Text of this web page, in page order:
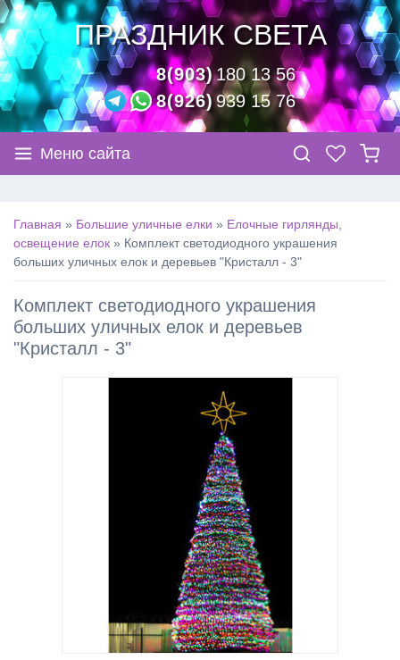
ПРАЗДНИК СВЕТА
8(903)180 13 56
8(926)939 15 76
Меню сайта
Главная » Большие уличные елки » Елочные гирлянды,
освещение елок » Комплект светодиодного украшения
больших уличных елок и деревьев "Кристалл - 3"
Комплект светодиодного украшения
больших уличных елок и деревьев
"Кристалл - 3"